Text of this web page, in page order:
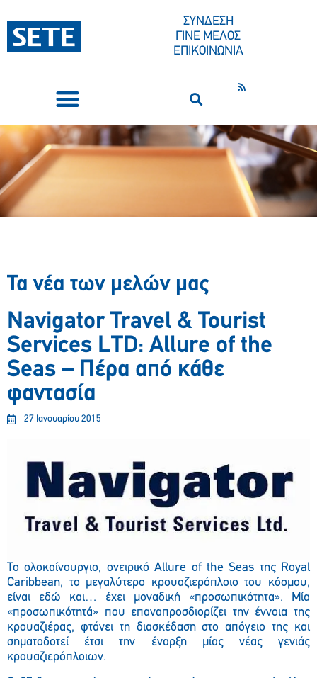
ΣΥΝΔΕΣΗ
ΓΙΝΕ ΜΕΛΟΣ
ΕΠΙΚΟΙΝΩΝΙΑ
Τα νέα των μελών μας
Navigator Travel & Tourist
Services LTD: Allure of the
Seas – Πέρα από κάθε
φαντασία
27 Ιανουαρίου 2015
Το ολοκαίνουργιο, ονειρικό Allure of the Seas της Royal
Caribbean, το μεγαλύτερο κρουαζιερόπλοιο του κόσμου,
είναι εδώ και… έχει μοναδική «προσωπικότητα». Μία
«προσωπικότητά» που επαναπροσδιορίζει την έννοια της
κρουαζιέρας, φτάνει τη διασκέδαση στο απόγειο της και
σηματοδοτεί έτσι την έναρξη μίας νέας γενιάς
κρουαζιερόπλοιων.